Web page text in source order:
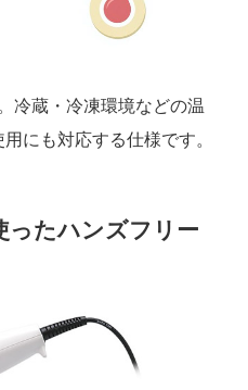
冷蔵・冷凍環境などの温
にも対応する仕様です。
ったハンズフリー